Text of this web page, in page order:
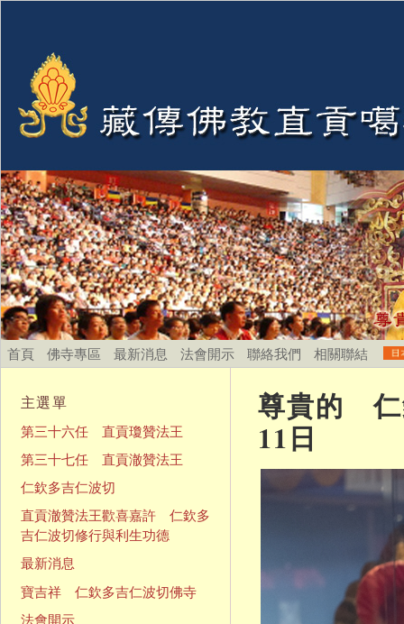
首頁 佛寺專區 最新消息 法會開示 聯絡我們 相關聯結
尊貴的 仁
11日
主選單
第三十六任 直貢瓊贊法王
第三十七任 直貢澈贊法王
仁欽多吉仁波切
直貢澈贊法王歡喜嘉許 仁欽多
吉仁波切修行與利生功德
最新消息
寶吉祥 仁欽多吉仁波切佛寺
法會開示